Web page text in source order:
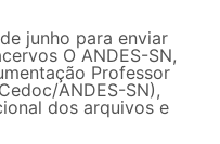
junho para enviar
O ANDES-SN,
Professor
ANDES-SN),
dos arquivos e